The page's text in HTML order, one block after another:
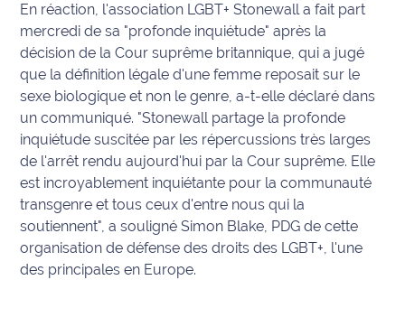
Politique
Santé
Social
Transport
National
International
En réaction, l'association LGBT+ Stonewall a fait part
mercredi de sa "profonde inquiétude" après la
décision de la Cour suprême britannique, qui a jugé
que la définition légale d'une femme reposait sur le
sexe biologique et non le genre, a-t-elle déclaré dans
un communiqué. "Stonewall partage la profonde
inquiétude suscitée par les répercussions très larges
de l'arrêt rendu aujourd'hui par la Cour suprême. Elle
est incroyablement inquiétante pour la communauté
transgenre et tous ceux d'entre nous qui la
soutiennent", a souligné Simon Blake, PDG de cette
organisation de défense des droits des LGBT+, l'une
des principales en Europe.